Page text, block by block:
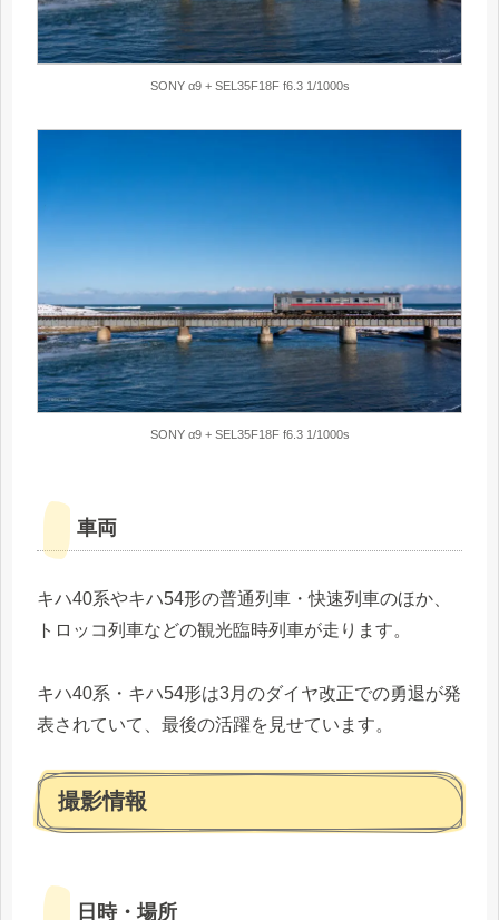
SONY α9 + SEL35F18F f6.3 1/1000s
SONY α9 + SEL35F18F f6.3 1/1000s
車両
キハ40系やキハ54形の普通列車・快速列車のほか、
トロッコ列車などの観光臨時列車が走ります。
キハ40系・キハ54形は3月のダイヤ改正での勇退が発
表されていて、最後の活躍を見せています。
撮影情報
日時・場所